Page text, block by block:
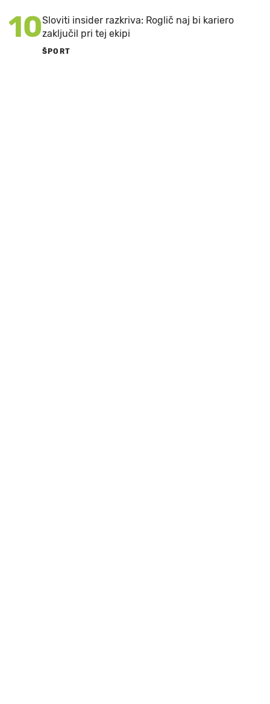
10Sloviti insider razkriva: Roglič naj bi kariero
zaključil pri tej ekipi
ŠPORT